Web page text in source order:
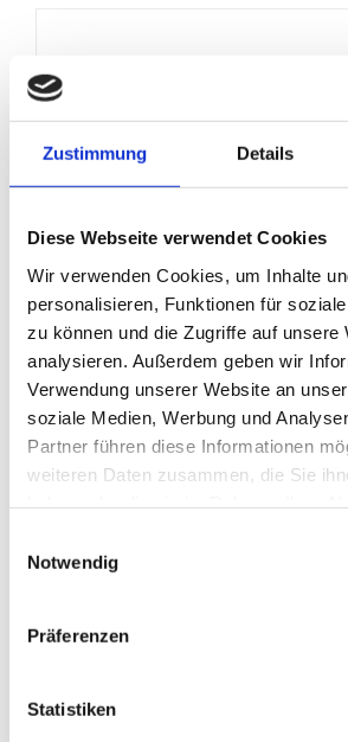
Zustimmung Details
Diese Webseite verwendet Cookies
Wir verwenden Cookies, um Inhalte
personalisieren, Funktionen für
zu können und die Zugriffe auf unsere
analysieren. Außerdem geben wir
Verwendung unserer Website an
soziale Medien, Werbung und
Partner führen diese Informationen
weiteren Daten zusammen, die Sie
Notwendig
Präferenzen
Statistiken
TL-Platte
Produktdetails